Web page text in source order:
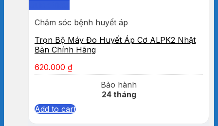
Chăm sóc bệnh huyết áp
Trọn Bộ Máy Đo Huyết Áp Cơ ALPK2 Nhật
Bản Chính Hãng
620.000 ₫
Bảo hành
24 tháng
Add to cart